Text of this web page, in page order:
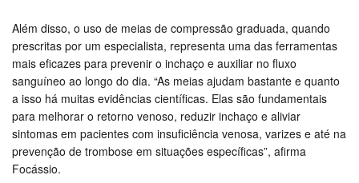
Além disso, o uso de meias de compressão graduada, quando
prescritas por um especialista, representa uma das ferramentas
mais eficazes para prevenir o inchaço e auxiliar no fluxo
sanguíneo ao longo do dia. “As meias ajudam bastante e quanto
a isso há muitas evidências científicas. Elas são fundamentais
para melhorar o retorno venoso, reduzir inchaço e aliviar
sintomas em pacientes com insuficiência venosa, varizes e até na
prevenção de trombose em situações específicas”, afirma
Focássio.